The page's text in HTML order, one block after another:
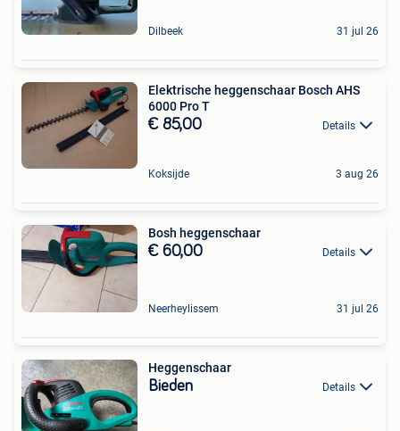
Dilbeek 31 jul 26
Elektrische heggenschaar Bosch AHS
6000 Pro T
€ 85,00 Details
Koksijde 3 aug 26
Bosh heggenschaar
€ 60,00 Details
Neerheylissem 31 jul 26
Heggenschaar
Bieden Details